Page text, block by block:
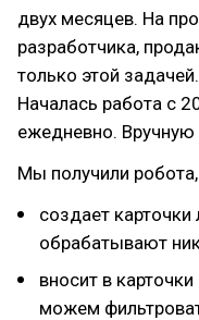
двух месяцев. На
разработчика,
только этой
Началась работа с
ежедневно.
Мы получили
создает
обрабатывают
вносит в
можем